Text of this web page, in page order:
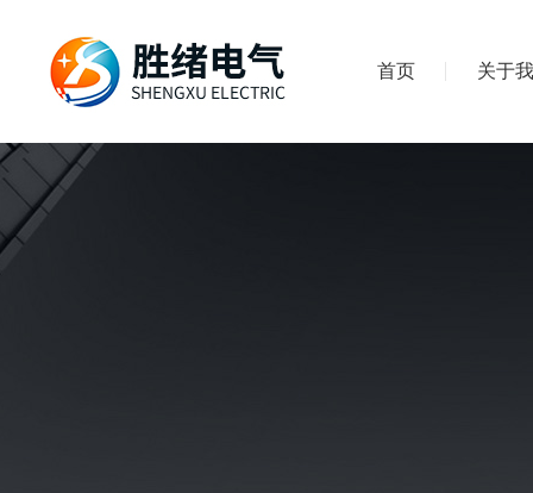
首页 关于